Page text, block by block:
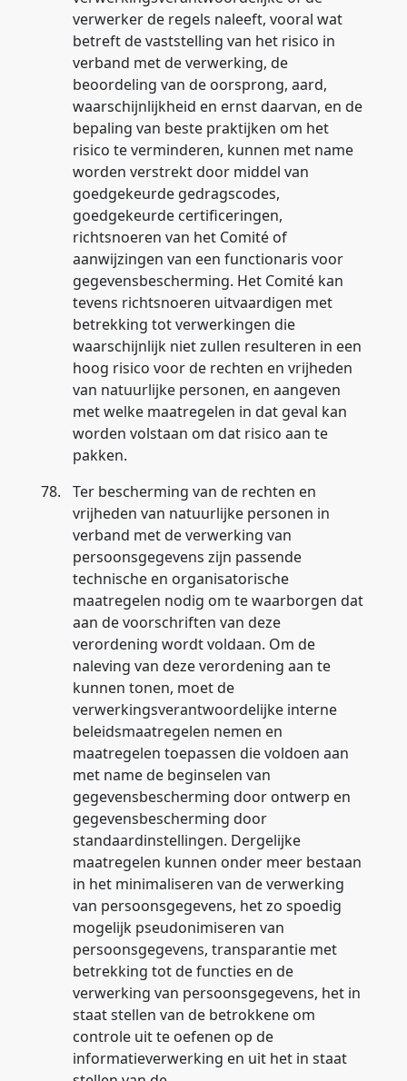
verwerker de regels naleeft, vooral wat
betreft de vaststelling van het risico in
verband met de verwerking, de
beoordeling van de oorsprong, aard,
waarschijnlijkheid en ernst daarvan, en de
bepaling van beste praktijken om het
risico te verminderen, kunnen met name
worden verstrekt door middel van
goedgekeurde gedragscodes,
goedgekeurde certificeringen,
richtsnoeren van het Comité of
aanwijzingen van een functionaris voor
gegevensbescherming. Het Comité kan
tevens richtsnoeren uitvaardigen met
betrekking tot verwerkingen die
waarschijnlijk niet zullen resulteren in een
hoog risico voor de rechten en vrijheden
van natuurlijke personen, en aangeven
met welke maatregelen in dat geval kan
worden volstaan om dat risico aan te
pakken.
78.
Ter bescherming van de rechten en
vrijheden van natuurlijke personen in
verband met de verwerking van
persoonsgegevens zijn passende
technische en organisatorische
maatregelen nodig om te waarborgen dat
aan de voorschriften van deze
verordening wordt voldaan. Om de
naleving van deze verordening aan te
kunnen tonen, moet de
verwerkingsverantwoordelijke interne
beleidsmaatregelen nemen en
maatregelen toepassen die voldoen aan
met name de beginselen van
gegevensbescherming door ontwerp en
gegevensbescherming door
standaardinstellingen. Dergelijke
maatregelen kunnen onder meer bestaan
in het minimaliseren van de verwerking
van persoonsgegevens, het zo spoedig
mogelijk pseudonimiseren van
persoonsgegevens, transparantie met
betrekking tot de functies en de
verwerking van persoonsgegevens, het in
staat stellen van de betrokkene om
controle uit te oefenen op de
informatieverwerking en uit het in staat